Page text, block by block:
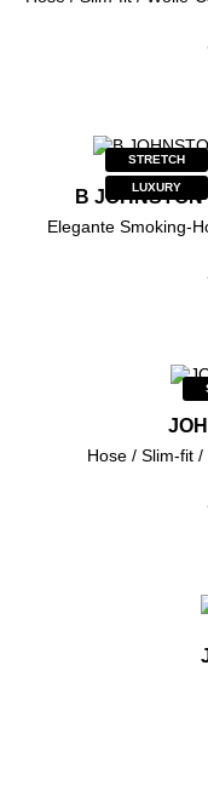
STRETCH
LUXURY
B
Elegante Smoking-
Hose / Slim-fit